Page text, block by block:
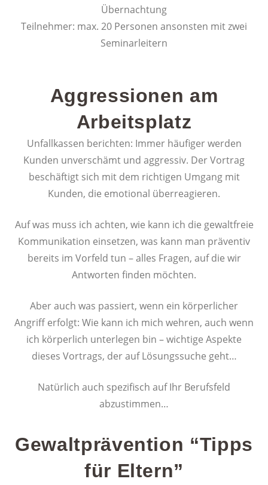
Übernachtung
Teilnehmer: max. 20 Personen ansonsten mit zwei
Seminarleitern
Aggressionen am
Arbeitsplatz
Unfallkassen berichten: Immer häufiger werden
Kunden unverschämt und aggressiv. Der Vortrag
beschäftigt sich mit dem richtigen Umgang mit
Kunden, die emotional überreagieren.
Auf was muss ich achten, wie kann ich die gewaltfreie
Kommunikation einsetzen, was kann man präventiv
bereits im Vorfeld tun – alles Fragen, auf die wir
Antworten finden möchten.
Aber auch was passiert, wenn ein körperlicher
Angriff erfolgt: Wie kann ich mich wehren, auch wenn
ich körperlich unterlegen bin – wichtige Aspekte
dieses Vortrags, der auf Lösungssuche geht…
Natürlich auch spezifisch auf Ihr Berufsfeld
abzustimmen…
Gewaltprävention “Tipps
für Eltern”